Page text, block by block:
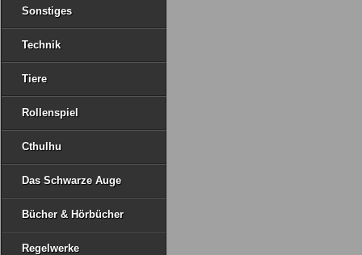
Sonstiges
Technik
Tiere
Rollenspiel
Cthulhu
Das Schwarze Auge
Bücher & Hörbücher
Regelwerke